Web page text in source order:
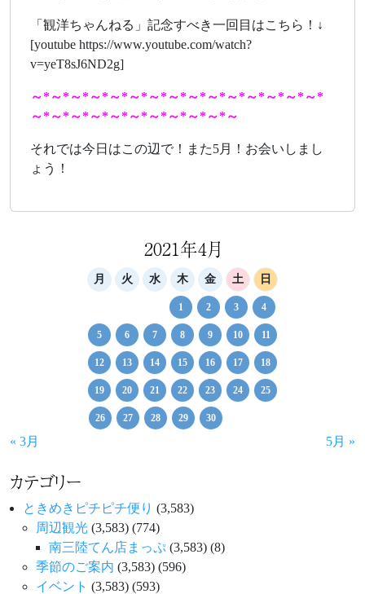
「観洋ちゃんねる」記念すべき一回目はこちら！↓
[youtube https://www.youtube.com/watch?
v=yeT8sJ6ND2g]
～*～*～*～*～*～*～*～*～*～*～*～*～*～*～*
～*～*～*～*～*～*～*～*～*～*～
それでは今日はこの辺で！また5月！お会いしまし
ょう！
2021年4月
月 火 水 木 金 土 日
1 2 3 4
5 6 7 8 9 10 11
12 13 14 15 16 17 18
19 20 21 22 23 24 25
26 27 28 29 30
« 3月 5月 »
カテゴリー
ときめきピチピチ便り (3,583)
周辺観光 (3,583) (774)
南三陸てん店まっぷ (3,583) (8)
季節のご案内 (3,583) (596)
イベント (3,583) (593)